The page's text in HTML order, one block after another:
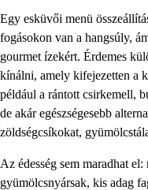
Egy esküvői menü
fogásokon van a hangsúly,
gourmet ízekért. Érdemes
kínálni, amely kifejezetten a
például a rántott csirkemell,
de akár egészségesebb
zöldségcsíkokat,
Az édesség sem maradhat
gyümölcsnyársak, kis adag